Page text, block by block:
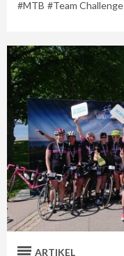
MTB Team Challenge
ARTIKEL